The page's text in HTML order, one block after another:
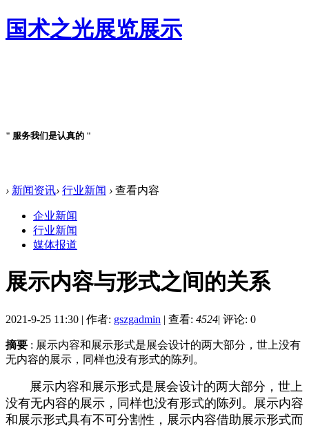
国术之光展览展示
" 服务我们是认真的 "
› 新闻资讯› 行业新闻 › 查看内容
企业新闻
行业新闻
媒体报道
展示内容与形式之间的关系
2021-9-25 11:30 | 作者: gszgadmin | 查看: 4524| 评论: 0
摘要 : 展示内容和展示形式是展会设计的两大部分，世上没有
无内容的展示，同样也没有形式的陈列。
展示内容和展示形式是展会设计的两大部分，世上
没有无内容的展示，同样也没有形式的陈列。展示内容
和展示形式具有不可分割性，展示内容借助展示形式而